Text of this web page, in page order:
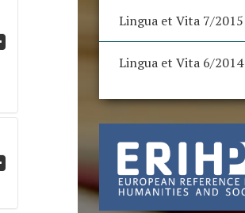
Lingua et Vita 7/2015
Lingua et Vita 6/2014